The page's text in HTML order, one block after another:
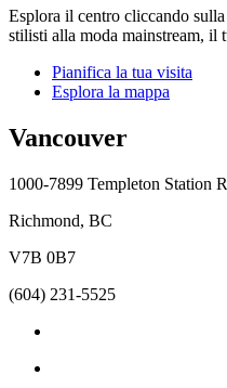
Esplora il centro cliccando
stilisti alla moda mainstream, il
Pianifica la tua visita
Esplora la mappa
Vancouver
1000-7899 Templeton Station
Richmond, BC
V7B 0B7
(604) 231-5525